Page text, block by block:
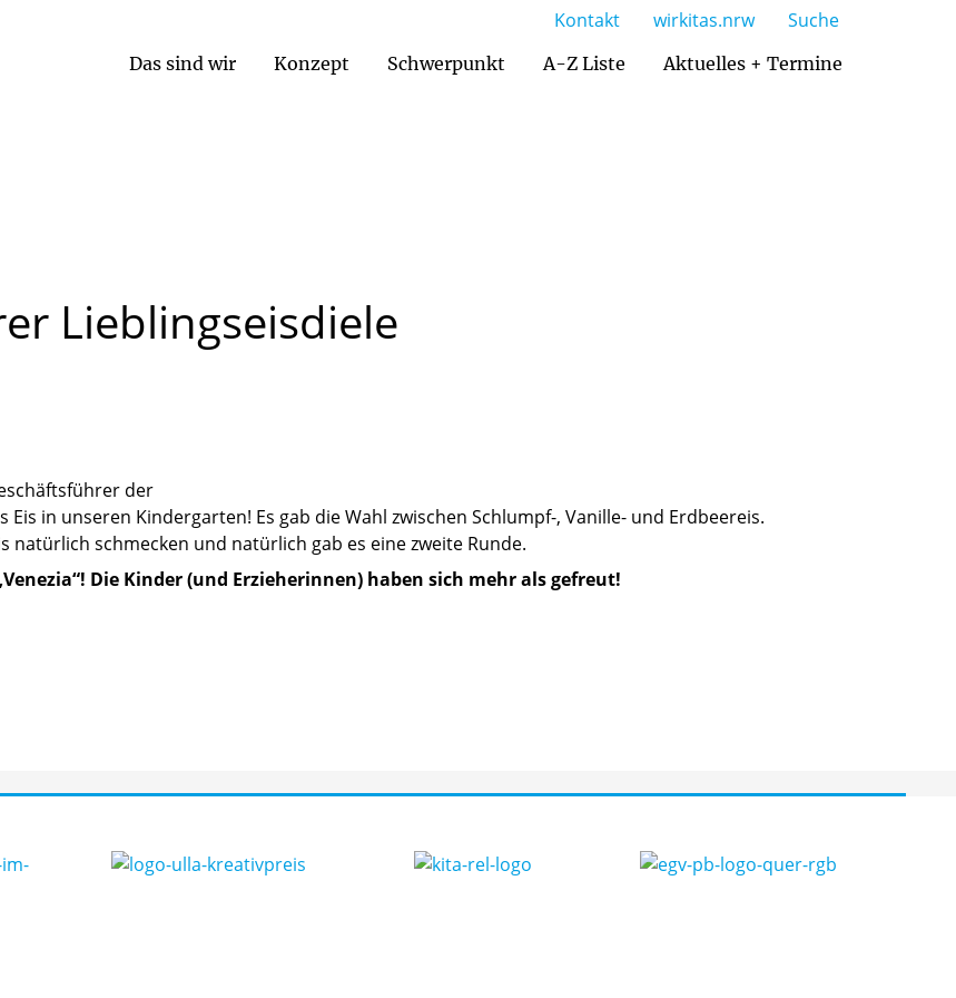
Das sind wir Konzept Schwerpunkt A-Z Liste Aktuelles + Termine
Kontakt wirkitas.nrw Suche
Lieblingseisdiele
der
Eis in unseren Kindergarten! Es gab die Wahl zwischen Schlumpf-, Vanille- und Erdbeereis.
natürlich schmecken und natürlich gab es eine zweite Runde.
Die Kinder (und Erzieherinnen) haben sich mehr als gefreut!